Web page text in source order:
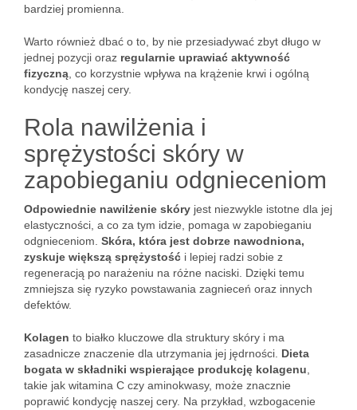
bardziej promienna.
Warto również dbać o to, by nie przesiadywać zbyt długo w
jednej pozycji oraz regularnie uprawiać aktywność
fizyczną , co korzystnie wpływa na krążenie krwi i ogólną
kondycję naszej cery.
Rola nawilżenia i
sprężystości skóry w
zapobieganiu odgnieceniom
Odpowiednie nawilżenie skóry jest niezwykle istotne dla jej
elastyczności, a co za tym idzie, pomaga w zapobieganiu
odgnieceniom. Skóra, która jest dobrze nawodniona,
zyskuje większą sprężystość i lepiej radzi sobie z
regeneracją po narażeniu na różne naciski. Dzięki temu
zmniejsza się ryzyko powstawania zagnieceń oraz innych
defektów.
Kolagen to białko kluczowe dla struktury skóry i ma
zasadnicze znaczenie dla utrzymania jej jędrności. Dieta
bogata w składniki wspierające produkcję kolagenu
takie jak witamina C czy aminokwasy, może znacznie
poprawić kondycję naszej cery. Na przykład, wzbogacenie